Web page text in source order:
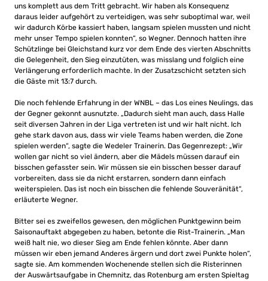
uns komplett aus dem Tritt gebracht. Wir haben als Konsequenz
daraus leider aufgehört zu verteidigen, was sehr suboptimal war, weil
wir dadurch Körbe kassiert haben, langsam spielen mussten und nicht
mehr unser Tempo spielen konnten“, so Wegner. Dennoch hatten ihre
Schützlinge bei Gleichstand kurz vor dem Ende des vierten Abschnitts
die Gelegenheit, den Sieg einzutüten, was misslang und folglich eine
Verlängerung erforderlich machte. In der Zusatzschicht setzten sich
die Gäste mit 13:7 durch.
Die noch fehlende Erfahrung in der WNBL – das Los eines Neulings, das
der Gegner gekonnt ausnutzte. „Dadurch sieht man auch, dass Halle
seit diversen Jahren in der Liga vertreten ist und wir halt nicht. Ich
gehe stark davon aus, dass wir viele Teams haben werden, die Zone
spielen werden“, sagte die Wedeler Trainerin. Das Gegenrezept: „Wir
wollen gar nicht so viel ändern, aber die Mädels müssen darauf ein
bisschen gefasster sein. Wir müssen sie ein bisschen besser darauf
vorbereiten, dass sie da nicht erstarren, sondern dann einfach
weiterspielen. Das ist noch ein bisschen die fehlende Souveränität“,
erläuterte Wegner.
Bitter sei es zweifellos gewesen, den möglichen Punktgewinn beim
Saisonauftakt abgegeben zu haben, betonte die Rist-Trainerin. „Man
weiß halt nie, wo dieser Sieg am Ende fehlen könnte. Aber dann
müssen wir eben jemand Anderes ärgern und dort zwei Punkte holen“,
sagte sie. Am kommenden Wochenende stellen sich die Risterinnen
der Auswärtsaufgabe in Chemnitz, das Rotenburg am ersten Spieltag